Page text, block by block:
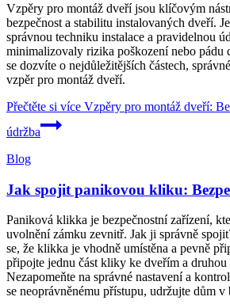
Vzpěry pro montáž dveří jsou klíčovým
bezpečnost a stabilitu instalovaných dveří.
správnou techniku instalace a pravidelnou
minimalizovaly rizika poškození nebo pádu
se dozvíte o nejdůležitějších částech,
vzpěr pro montáž dveří.
Přečtěte si více Vzpěry pro montáž dveří:
údržba
Blog
Jak spojit panikovou kliku:
Paniková klikka je bezpečnostní zařízení,
uvolnění zámku zevnitř. Jak ji správně
se, že klikka je vhodně umístěna a pevně
připojte jednu část kliky ke dveřím a druhou
Nezapomeňte na správné nastavení a
se neoprávněnému přístupu, udržujte dům v